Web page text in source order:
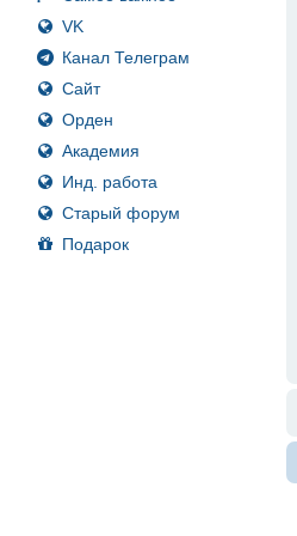
VK
Канал Телеграм
Сайт
Орден
Академия
Инд. работа
Старый форум
Подарок